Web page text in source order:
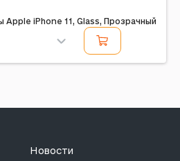
iPhone 11, Glass, Прозрачный
Новости